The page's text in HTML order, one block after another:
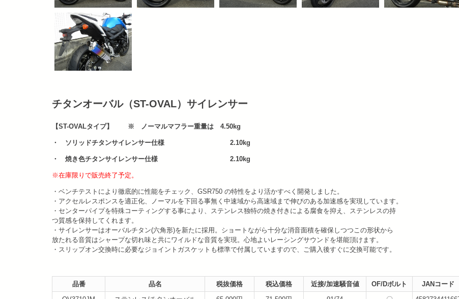
チタンオーバル（ST-OVAL）サイレンサー
【ST-OVALタイプ】 ※ ノーマルマフラー重量は 4.50kg
・ ソリッドチタンサイレンサー仕様 2.10kg
・ 焼き色チタンサイレンサー仕様 2.10kg
※在庫限りで販売終了予定。
・ベンチテストにより徹底的に性能をチェック、GSR750 の特性をより活かすべく開発しました。
・アクセルレスポンスを適正化、ノーマルを下回る事無く中速域から高速域まで伸びのある加速感を実現しています。
・センターパイプを特殊コーティングする事により、ステンレス独特の焼き付きによる腐食を抑え、ステンレスの持
つ質感を保持してくれます。
・サイレンサーはオーバルチタン(六角形)を新たに採用。ショートながら十分な消音面積を確保しつつこの形状から
放たれる音質はシャープな切れ味と共にワイルドな音質を実現。心地よいレーシングサウンドを堪能頂けます。
・スリップオン交換時に必要なジョイントガスケットも標準で付属していますので、ご購入後すぐに交換可能です。
品番 品名 税抜価格 税込価格 近接/加速騒音値 OF/Dボルト
JANコード